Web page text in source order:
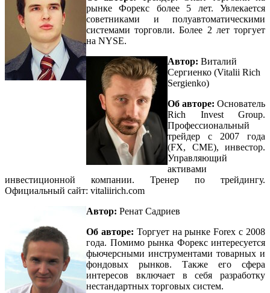
рынке Форекс более 5 лет. Увлекается
советниками и полуавтоматическими
системами торговли. Более 2 лет торгует
на NYSE.
Автор: Виталий
Сергиенко (Vitalii Rich
Sergienko)
Об авторе: Основатель
Rich Invest Group.
Профессиональный
трейдер с 2007 года
(FX, СМЕ), инвестор.
Управляющий
активами
инвестиционной компании. Тренер по трейдингу.
Официальный сайт: vitaliirich.com
Автор: Ренат Садриев
Об авторе: Торгует на рынке Forex с 2008
года. Помимо рынка Форекс интересуется
фьючерсными инструментами товарных и
фондовых рынков. Также его сфера
интересов включает в себя разработку
нестандартных торговых систем.